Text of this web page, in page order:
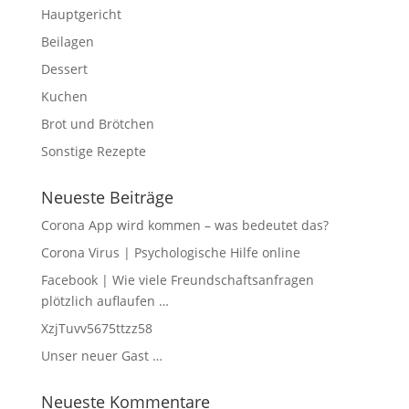
Hauptgericht
Beilagen
Dessert
Kuchen
Brot und Brötchen
Sonstige Rezepte
Neueste Beiträge
Corona App wird kommen – was bedeutet das?
Corona Virus | Psychologische Hilfe online
Facebook | Wie viele Freundschaftsanfragen
plötzlich auflaufen …
XzjTuvv5675ttzz58
Unser neuer Gast …
Neueste Kommentare